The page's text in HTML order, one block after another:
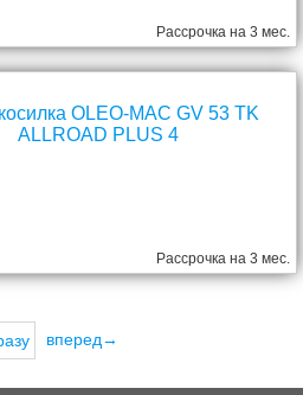
Рассрочка на 3 мес.
OLEO-MAC GV 53 TK
ALLROAD PLUS 4
Рассрочка на 3 мес.
вперед→